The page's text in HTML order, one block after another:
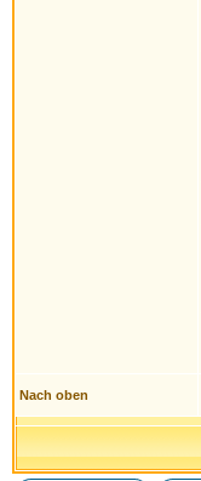
Nach oben